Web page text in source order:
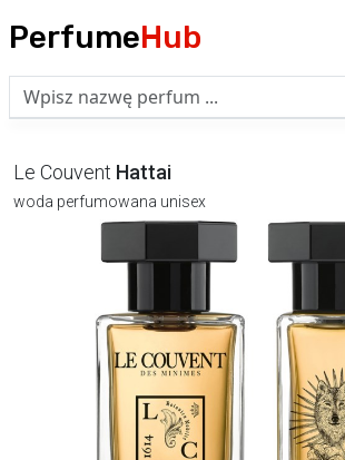
PerfumeHub
Le Couvent Hattai
woda perfumowana unisex